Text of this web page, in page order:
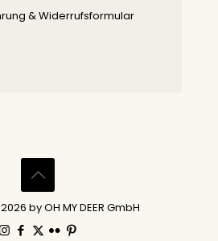
& Widerrufsformular
by OH MY DEER GmbH